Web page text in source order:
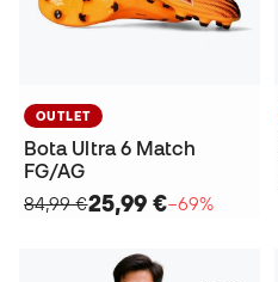
OUTLET
Bota Ultra 6 Match
FG/AG
84,99 €25,99 €−69%